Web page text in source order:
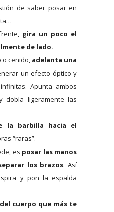
de saber posar en
gira un poco el
de lado.
o ceñido, adelanta una
un efecto óptico y
Apunta ambos
dobla ligeramente las
la barbilla hacia el
“raras”.
es posar las manos
los brazos. Así
y pon la espalda
cuerpo que más te